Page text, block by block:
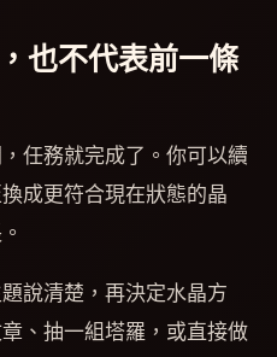
也不代表前一條
任務就完成了。你可以續
成更符合現在狀態的晶
說清楚，再決定水晶方
、抽一組塔羅，或直接做